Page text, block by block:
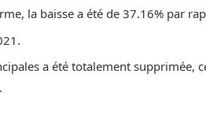
la baisse a été de 37.16% par
a été totalement supprimée,